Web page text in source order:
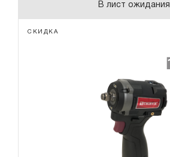
В лист ожидания
СКИДКА